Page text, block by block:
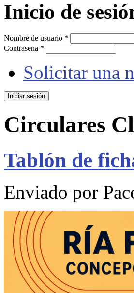
Inicio de
Nombre de usuario *
Contraseña *
Solicitar una
Circulares
Tablón de
Enviado por